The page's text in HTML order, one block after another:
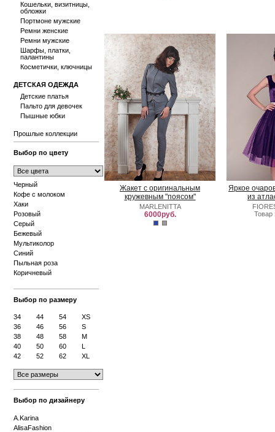
Кошельки, визитницы,
обложки
Портмоне мужские
Ремни женские
Ремни мужские
Шарфы, платки,
палантины
Косметички, ключницы
ДЕТСКАЯ ОДЕЖДА
Детские платья
Пальто для девочек
Пышные юбки
Прошлые коллекции
Выбор по цвету
Черный
Кофе с молоком
Хаки
Розовый
Серый
Бежевый
Мультиколор
Синий
Пыльная роза
Коричневый
Выбор по размеру
34 44 54
XS
36
46 56
S
38
48 58
M
40
50 60
L
42
52 62 XL
Выбор по дизайнеру
A.Karina
AlisaFashion
Жакет с оригинальным
кружевным "поясом"
MARLENITTA
6000руб.
Яркое
из
Товар